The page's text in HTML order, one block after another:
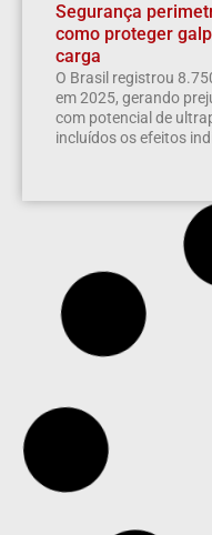
Segurança
como proteger
carga
O Brasil registrou
em 2025, gerando
com potencial de
incluídos os efeitos